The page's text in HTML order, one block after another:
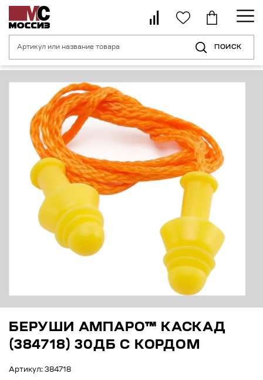
ПОИСК
Главная страница Средства индивидуальной защиты
БЕРУШИ АМПАРО™ КАСКАД
(384718) 30ДБ С КОРДОМ
Артикул: 384718